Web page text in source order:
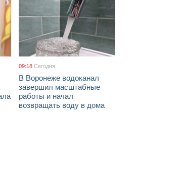
09:18 Сегодня
В Воронеже водоканал
завершил масштабные
работы и начал
возвращать воду в дома